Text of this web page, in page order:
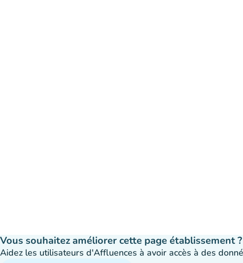
Vous souhaitez améliorer cette page établissement ?
Aidez les utilisateurs d'Affluences à avoir accès à des